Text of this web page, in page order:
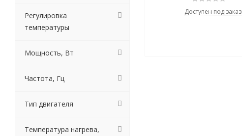
Доступен под заказ
Регулировка
температуры
Мощность, Вт
Частота, Гц
Тип двигателя
Температура нагрева,